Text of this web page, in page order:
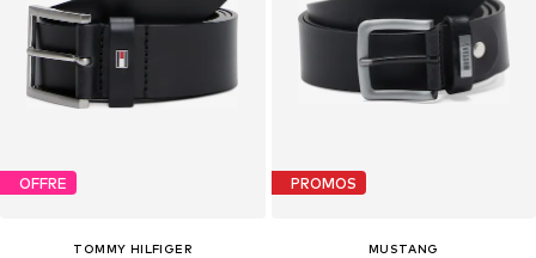
OFFRE
TOMMY HILFIGER
PROMOS
MUSTANG